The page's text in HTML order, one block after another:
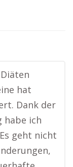
hat
Dank der
habe ich
geht nicht